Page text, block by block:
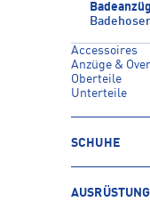
Accessoires
Anzüge &
Oberteile
Unterteile
SCHUHE
AUSRÜSTUNG